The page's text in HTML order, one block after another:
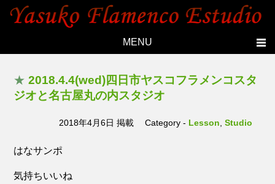
MENU
Topics
Lesson
Live
★ 2018.4.4(wed)四日市ヤスコフラメンコスタ
ジオと名古屋丸の内スタジオ
2018年4月6日 掲載 Category - Lesson ,Studio
はなサンポ
気持ちいいね